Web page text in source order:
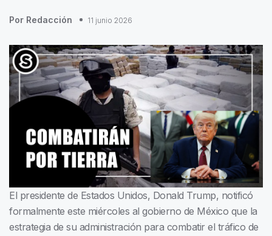
Por Redacción 11 junio 2026
El presidente de Estados Unidos, Donald Trump, notificó
formalmente este miércoles al gobierno de México que la
estrategia de su administración para combatir el tráfico de